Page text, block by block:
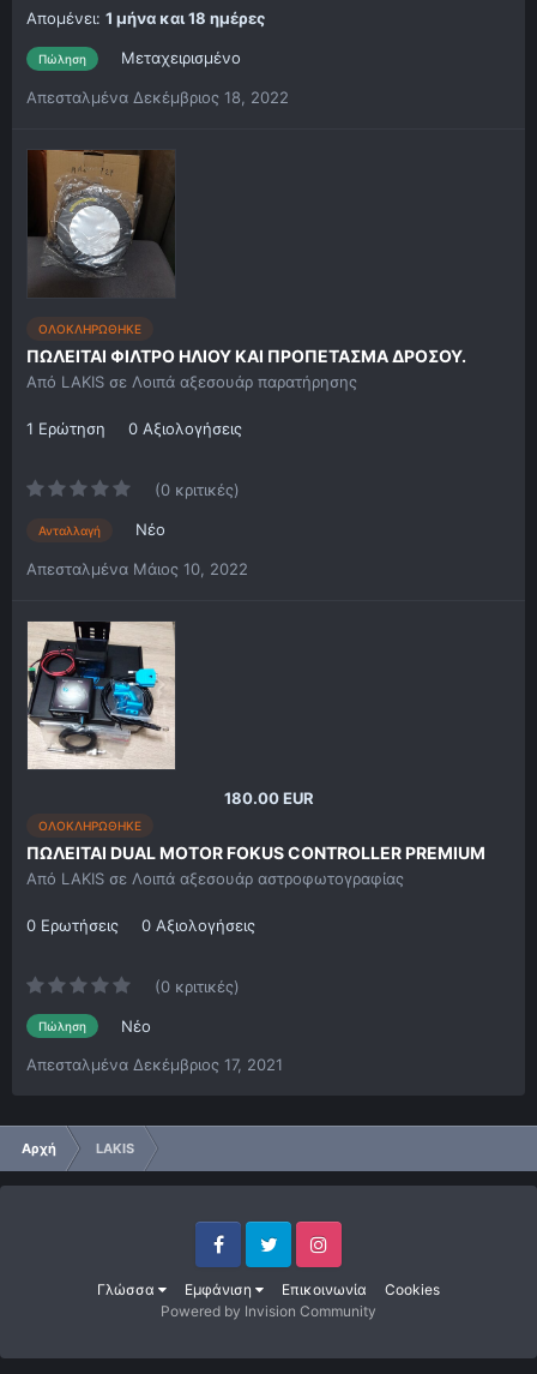
Απομένει: 1 μήνα και 18 ημέρες
Πώληση Μεταχειρισμένο
Απεσταλμένα Δεκέμβριος 18, 2022
ΟΛΟΚΛΗΡΩΘΗΚΕ
ΠΩΛΕΙΤΑΙ ΦΙΛΤΡΟ ΗΛΙΟΥ ΚΑΙ ΠΡΟΠΕΤΑΣΜΑ ΔΡΟΣΟΥ.
Από LAKIS σε Λοιπά αξεσουάρ παρατήρησης
1 Ερώτηση 0 Αξιολογήσεις
(0 κριτικές)
Ανταλλαγή Νέο
Απεσταλμένα Μάιος 10, 2022
180.00 EUR
ΟΛΟΚΛΗΡΩΘΗΚΕ
ΠΩΛΕΙΤΑΙ DUAL MOTOR FOKUS CONTROLLER PREMIUM
Από LAKIS σε Λοιπά αξεσουάρ αστροφωτογραφίας
0 Ερωτήσεις 0 Αξιολογήσεις
(0 κριτικές)
Πώληση Νέο
Απεσταλμένα Δεκέμβριος 17, 2021
Αρχή LAKIS
Γλώσσα Εμφάνιση Επικοινωνία Cookies
FacebookTwitter Instagram
Powered by Invision Community